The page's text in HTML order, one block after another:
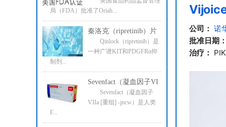
局（FDA）批准了Oriah...
秦洛克（ripretinib）片
Qinlock（ripretinib）是
一种广谱KIT和PDGFRα抑
制剂...
Sevenfact（凝血因子VI
Sevenfact（凝血因子
VIIa [重组] -jncw）是人类
F...
公司： 诺
批准日期
治疗：